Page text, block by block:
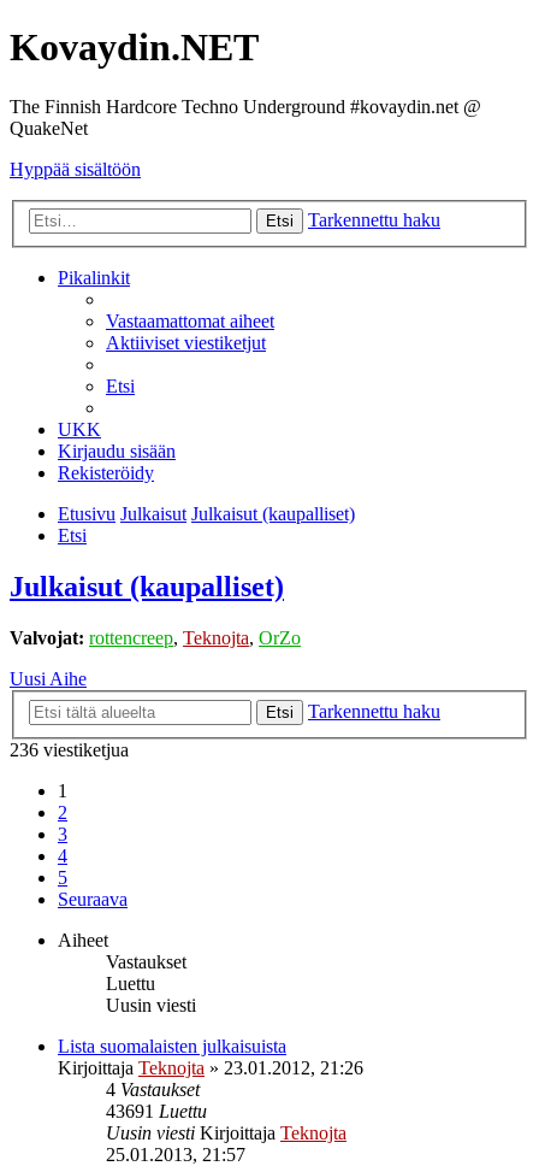
Kovaydin.NET
The Finnish Hardcore Techno Underground #kovaydin.net @
QuakeNet
Hyppää sisältöön
Etsi Tarkennettu haku
Pikalinkit
Vastaamattomat aiheet
Aktiiviset viestiketjut
Etsi
UKK
Kirjaudu sisään
Rekisteröidy
Etusivu Julkaisut Julkaisut (kaupalliset)
Etsi
Julkaisut (kaupalliset)
Valvojat: rottencreep, Teknojta, OrZo
Uusi Aihe
Etsi
Tarkennettu haku
236 viestiketjua
1
2
3
4
5
Seuraava
Aiheet
Vastaukset
Luettu
Uusin viesti
Lista suomalaisten julkaisuista
Kirjoittaja Teknojta » 23.01.2012, 21:26
4 Vastaukset
43691 Luettu
Uusin viesti Kirjoittaja Teknojta
25.01.2013, 21:57